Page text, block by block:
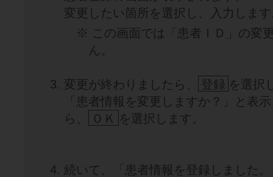
変更したい箇所を選択し、入力しま
※ この画面では「患者ＩＤ」の変
ん。
変更が終わりましたら、 登録 を選択
「患者情報を変更しますか？」と表
ら、
ＯＫ を選択します。
続いて、「患者情報を登録しました